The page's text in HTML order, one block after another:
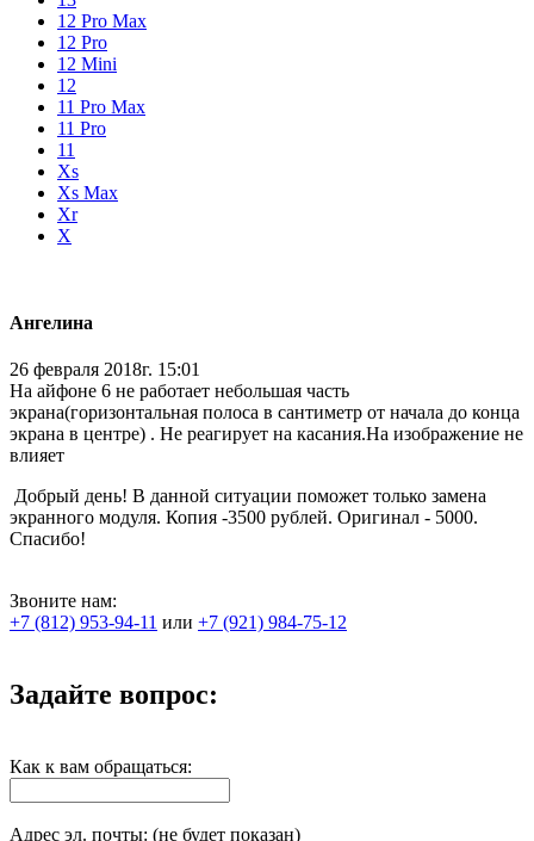
12 Pro Max
12 Pro
12 Mini
12
11 Pro Max
11 Pro
11
Xs
Xs Max
Xr
X
Ангелина
26 февраля 2018г. 15:01
На айфоне 6 не работает небольшая часть
экрана(горизонтальная полоса в сантиметр от начала до конца
экрана в центре) . Не реагирует на касания.На изображение не
влияет
Добрый день! В данной ситуации поможет только замена
экранного модуля. Копия -3500 рублей. Оригинал - 5000.
Спасибо!
Звоните нам:
+7 (812) 953-94-11 или +7 (921) 984-75-12
Задайте вопрос:
Как к вам обращаться:
Адрес эл. почты: (не будет показан)